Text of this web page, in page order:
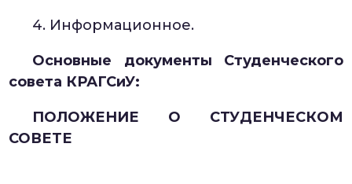
4. Информационное.
Основные документы Студенческого
совета КРАГСиУ:
ПОЛОЖЕНИЕ О СТУДЕНЧЕСКОМ
СОВЕТЕ